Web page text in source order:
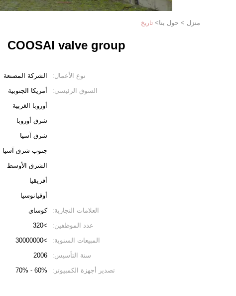
منزل > حول بنا> تاريخ
COOSAI valve group
نوع الأعمال:
الشركة المصنعة
السوق الرئيسي:
أمريكا الجنوبية
أوروبا الغربية
شرق أوروبا
شرق آسيا
جنوب شرق آسيا
الشرق الأوسط
أفريقيا
أوقيانوسيا
العلامات التجارية:
كوساي
عدد الموظفين:
>320
المبيعات السنوية:
>30000000
سنة التأسيس:
2006
تصدير أجهزة الكمبيوتر:
60% - 70%